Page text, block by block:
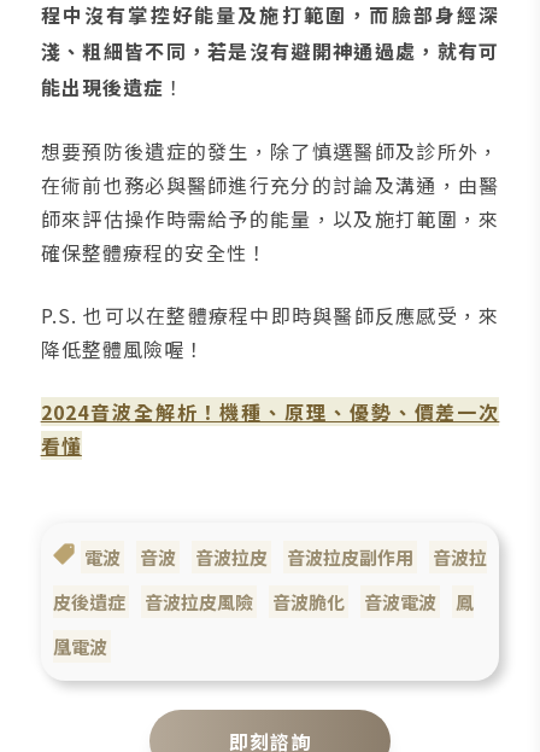
程中沒有掌控好能量及施打範圍，而臉部身經深
淺、粗細皆不同，若是沒有避開神通過處，就有可
能出現後遺症 ！
想要預防後遺症的發生，除了慎選醫師及診所外，
在術前也務必與醫師進行充分的討論及溝通，由醫
師來評估操作時需給予的能量，以及施打範圍，來
確保整體療程的安全性！
P.S. 也可以在整體療程中即時與醫師反應感受，來
降低整體風險喔！
2024音波全解析！機種、原理、優勢、價差一次
看懂
電波 音波 音波拉皮 音波拉皮副作用
音波拉
皮後遺症
音波拉皮風險 音波脆化 音波電波
鳳
凰電波
即刻諮詢